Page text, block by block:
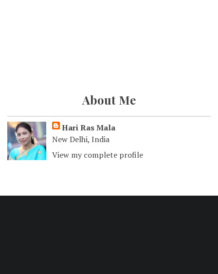
About Me
Hari Ras Mala
New Delhi, India
View my complete profile